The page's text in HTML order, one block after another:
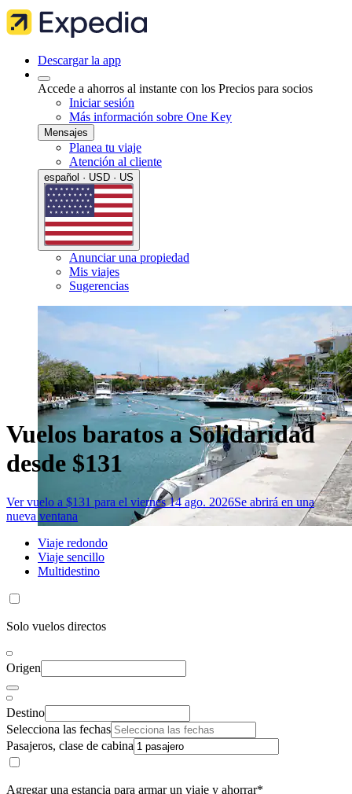
Descargar la app
Accede a ahorros al instante con los Precios para socios
Iniciar sesión
Más información sobre One Key
Mensajes
Planea tu viaje
Atención al cliente
español · USD · US
Anunciar una propiedad
Mis viajes
Sugerencias
Vuelos baratos a Solidaridad
desde $131
Ver vuelo a $131 para el viernes 14 ago. 2026Se abrirá en una
nueva ventana
Viaje redondo
Viaje sencillo
Multidestino
Solo vuelos directos
Origen
Destino
Selecciona las fechas
Pasajeros, clase de cabina
Agregar una estancia para armar un viaje y ahorrar*